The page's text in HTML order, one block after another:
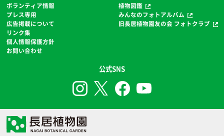
ボランティア情報
プレス専用
広告掲載について
リンク集
個人情報保護方針
お問い合わせ
植物図鑑
みんなのフォトアルバム
旧長居植物園友の会 フォトクラブ
公式SNS